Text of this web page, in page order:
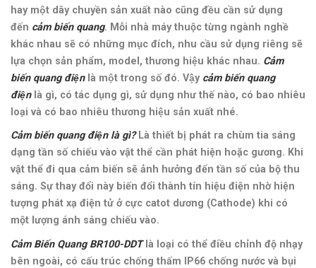
hay một dây chuyền sản xuất nào cũng đều cần sử dụng
đến cảm biến quang. Mỗi nhà máy thuộc từng ngành nghề
khác nhau sẽ có những mục đích, nhu cầu sử dụng riêng sẽ
lựa chọn sản phẩm, model, thương hiệu khác nhau. Cảm
biến quang điệnlà một trong số đó. Vậy cảm biến quang
điệnlà gì, có tác dụng gì, sử dụng như thế nào, có bao nhiêu
loại và có bao nhiêu thương hiệu sản xuất nhé.
Cảm biến quang điện là gì?Là thiết bị phát ra chùm tia sáng
dạng tần số chiếu vào vật thể cần phát hiện hoặc gương. Khi
vật thể đi qua cảm biến sẽ ảnh hưởng đến tần số của bộ thu
sáng. Sự thay đổi này biến đổi thành tín hiệu điện nhờ hiện
tượng phát xạ điện tử ở cực catot dương (Cathode) khi có
một lượng ánh sáng chiếu vào.
Cảm Biến Quang BR100-DDTlà loại có thể điều chỉnh độ nhạy
bên ngoài, có cấu trúc chống thấm IP66 chống nước và bụi